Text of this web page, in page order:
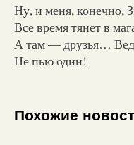
Ну, и меня, конечно,
Все время тянет в
А там — друзья…
Не пью один!
Похожие